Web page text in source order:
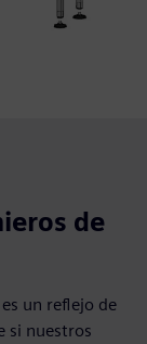
de
un reflejo de
si nuestros